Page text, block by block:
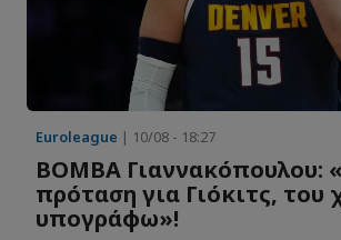
Euroleague | 10/08 - 18:27
ΒΟΜΒΑ Γιαννακόπουλου:
πρόταση για Γιόκιτς, του
υπογράφω»!